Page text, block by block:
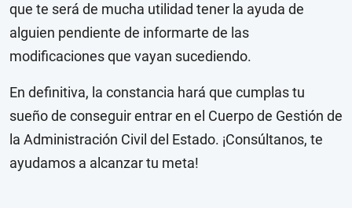
que te será de mucha utilidad tener la ayuda de
alguien pendiente de informarte de las
modificaciones que vayan sucediendo.
En definitiva, la constancia hará que cumplas tu
sueño de conseguir entrar en el Cuerpo de Gestión de
la Administración Civil del Estado. ¡Consúltanos, te
ayudamos a alcanzar tu meta!